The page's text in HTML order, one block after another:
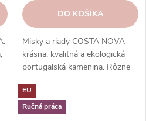
DO KOŠÍKA
Misky a riady COSTA NOVA -
krásna, kvalitná a ekologická
portugalská kamenina. Rôzne
tvary, farby, vzory a veľkosti.
Objednajte si ich v našom e-
shope.
EU
Ručná práca